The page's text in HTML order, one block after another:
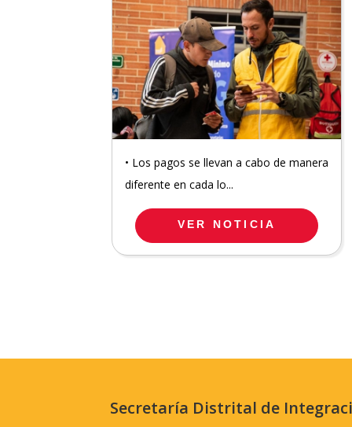
• Los pagos se llevan a cabo de manera
diferente en cada lo...
VER NOTICIA
Secretaría Distrital de